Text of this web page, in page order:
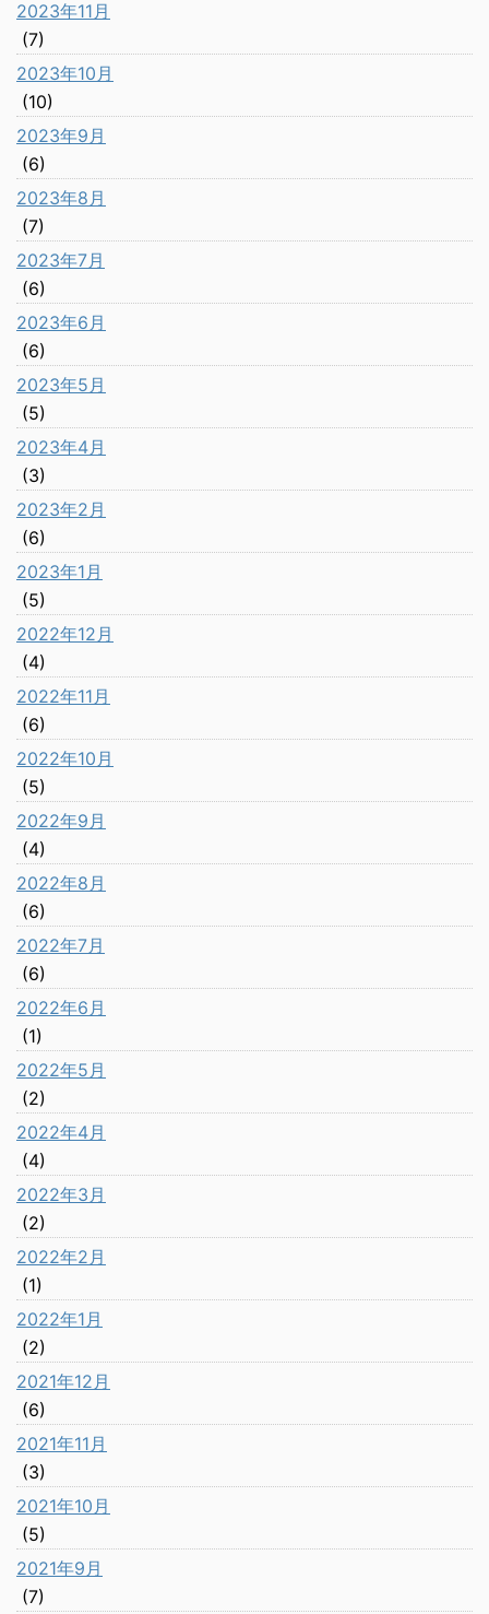
2023年11月
(7)
2023年10月
(10)
2023年9月
(6)
2023年8月
(7)
2023年7月
(6)
2023年6月
(6)
2023年5月
(5)
2023年4月
(3)
2023年2月
(6)
2023年1月
(5)
2022年12月
(4)
2022年11月
(6)
2022年10月
(5)
2022年9月
(4)
2022年8月
(6)
2022年7月
(6)
2022年6月
(1)
2022年5月
(2)
2022年4月
(4)
2022年3月
(2)
2022年2月
(1)
2022年1月
(2)
2021年12月
(6)
2021年11月
(3)
2021年10月
(5)
2021年9月
(7)